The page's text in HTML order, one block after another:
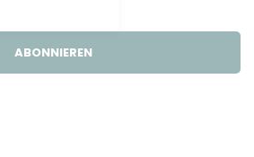
ABONNIEREN